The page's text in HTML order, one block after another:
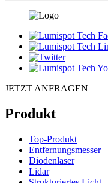
JETZT ANFRAGEN
Produkt
Top-Produkt
Entfernungsmesser
Diodenlaser
Lidar